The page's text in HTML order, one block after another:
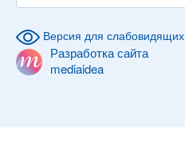
Версия для слабовидящих
Разработка сайта
mediaidea